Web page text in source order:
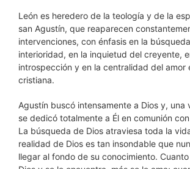
León es heredero de la teología y de la
san Agustín, que reaparecen
intervenciones, con énfasis en la
interioridad, en la inquietud del creyente,
introspección y en la centralidad del amor
cristiana.
Agustín buscó intensamente a Dios y, una
se dedicó totalmente a Él en comunión
La búsqueda de Dios atraviesa toda la
realidad de Dios es tan insondable que
llegar al fondo de su conocimiento.